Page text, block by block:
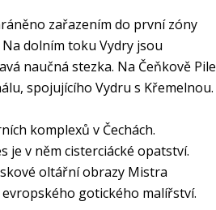
zařazením do první zóny
dolním toku Vydry jsou
naučná stezka. Na Čeňkově Pile
spojujícího Vydru s Křemelnou.
komplexů v Čechách.
je v něm cisterciácké opatství.
oltářní obrazy Mistra
gotického malířství.